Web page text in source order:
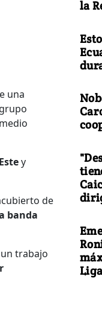
una
y
de
banda
trabajo
la